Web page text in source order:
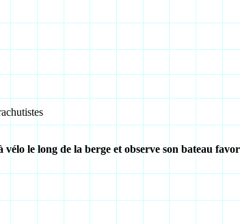
le long de la berge et observe son bateau